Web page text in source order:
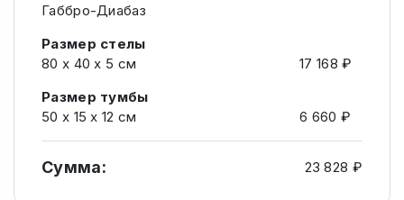
Габбро-Диабаз
Размер стелы
80 х 40 х 5 см
17 168 ₽
Размер тумбы
50 х 15 х 12 см
6 660 ₽
Сумма: 23 828 ₽